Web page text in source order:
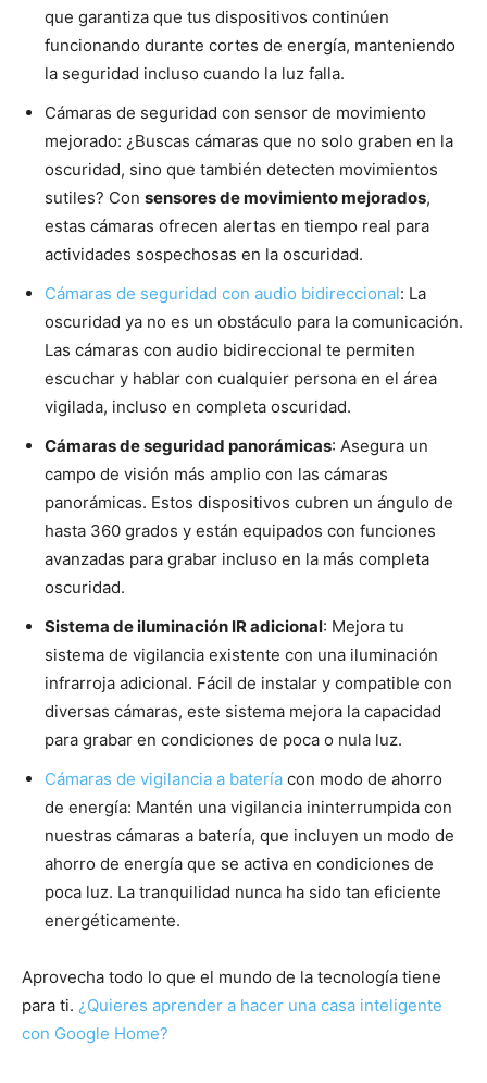
que garantiza que tus dispositivos continúen
funcionando durante cortes de energía, manteniendo
la seguridad incluso cuando la luz falla.
Cámaras de seguridad con sensor de movimiento
mejorado: ¿Buscas cámaras que no solo graben en la
oscuridad, sino que también detecten movimientos
sutiles? Con sensores de movimiento mejorados,
estas cámaras ofrecen alertas en tiempo real para
actividades sospechosas en la oscuridad.
Cámaras de seguridad con audio bidireccional: La
oscuridad ya no es un obstáculo para la comunicación.
Las cámaras con audio bidireccional te permiten
escuchar y hablar con cualquier persona en el área
vigilada, incluso en completa oscuridad.
Cámaras de seguridad panorámicas: Asegura un
campo de visión más amplio con las cámaras
panorámicas. Estos dispositivos cubren un ángulo de
hasta 360 grados y están equipados con funciones
avanzadas para grabar incluso en la más completa
oscuridad.
Sistema de iluminación IR adicional: Mejora tu
sistema de vigilancia existente con una iluminación
infrarroja adicional. Fácil de instalar y compatible con
diversas cámaras, este sistema mejora la capacidad
para grabar en condiciones de poca o nula luz.
Cámaras de vigilancia a batería con modo de ahorro
de energía: Mantén una vigilancia ininterrumpida con
nuestras cámaras a batería, que incluyen un modo de
ahorro de energía que se activa en condiciones de
poca luz. La tranquilidad nunca ha sido tan eficiente
energéticamente.
Aprovecha todo lo que el mundo de la tecnología tiene
para ti. ¿Quieres aprender a hacer una casa inteligente
con Google Home?